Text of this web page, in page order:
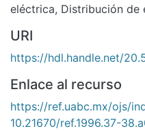
eléctrica, Distribución de
URI
https://hdl.handle.net/
Enlace al recurso
https://ref.uabc.mx/ojs/
10.21670/ref.1996.37-